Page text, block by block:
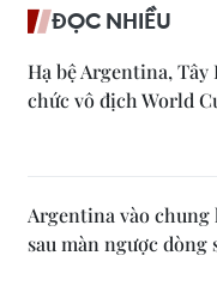
ĐỌC NHIỀU
Hạ bệ Argentina, Tây
chức vô địch World
Argentina vào chung
sau màn ngược